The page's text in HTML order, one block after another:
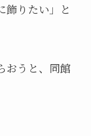
飾りたい」と
おうと、同館